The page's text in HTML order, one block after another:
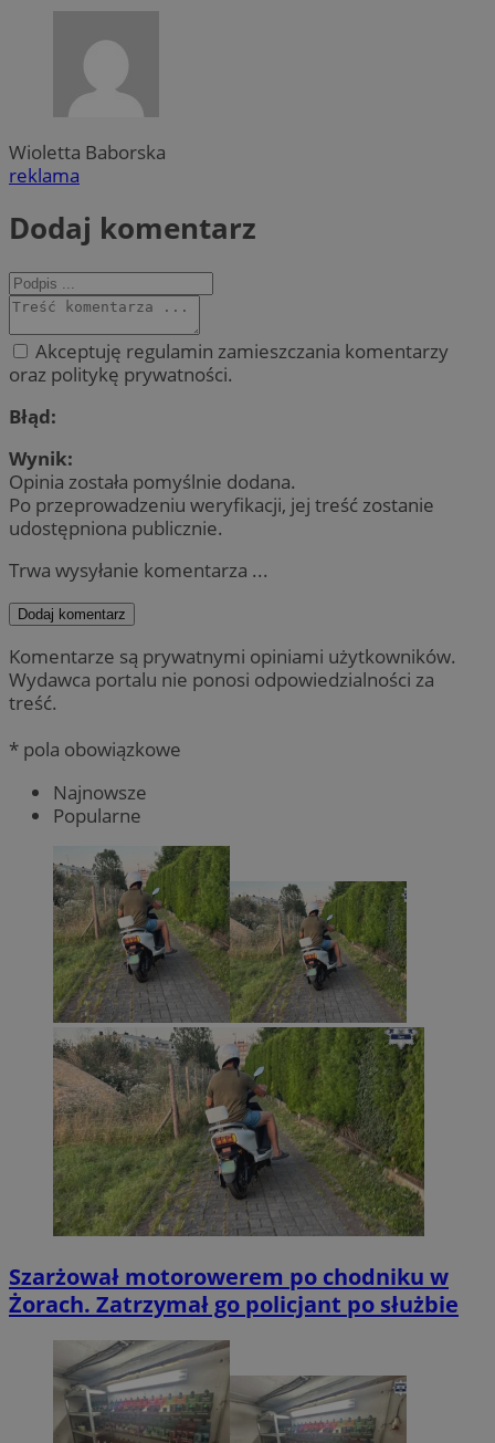
Wioletta Baborska
reklama
Dodaj komentarz
Akceptuję regulamin zamieszczania komentarzy
oraz politykę prywatności.
Błąd:
Wynik:
Opinia została pomyślnie dodana.
Po przeprowadzeniu weryfikacji, jej treść zostanie
udostępniona publicznie.
Trwa wysyłanie komentarza ...
Dodaj komentarz
Komentarze są prywatnymi opiniami użytkowników.
Wydawca portalu nie ponosi odpowiedzialności za
treść.
* pola obowiązkowe
Najnowsze
Popularne
Szarżował motorowerem po chodniku w
Żorach. Zatrzymał go policjant po służbie